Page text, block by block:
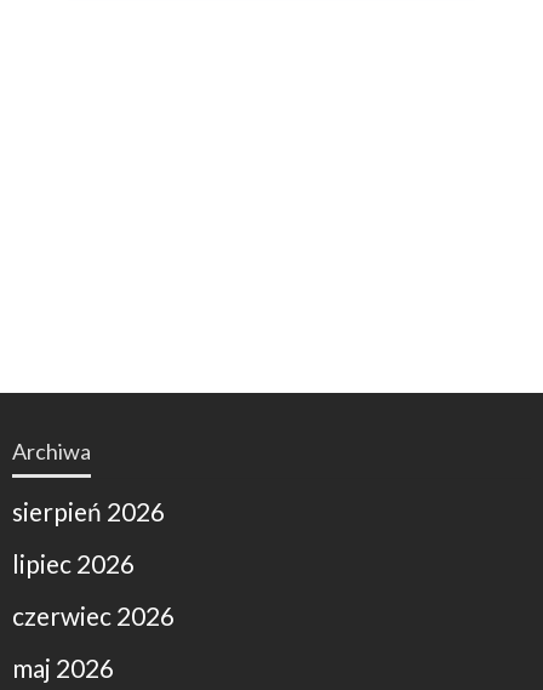
Archiwa
sierpień 2026
lipiec 2026
czerwiec 2026
maj 2026